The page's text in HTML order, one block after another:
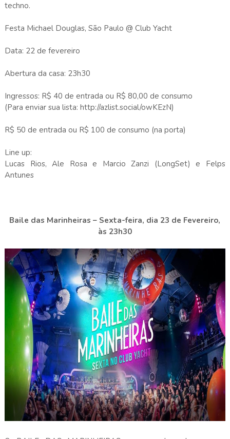
techno.
Festa Michael Douglas, São Paulo @ Club Yacht
Data: 22 de fevereiro
Abertura da casa: 23h30
Ingressos: R$ 40 de entrada ou R$ 80,00 de consumo
(Para enviar sua lista: http://azlist.social/owKEzN)
R$ 50 de entrada ou R$ 100 de consumo (na porta)
Line up:
Lucas Rios, Ale Rosa e Marcio Zanzi (LongSet) e Felps
Antunes
Baile das Marinheiras – Sexta-feira, dia 23 de Fevereiro,
às 23h30